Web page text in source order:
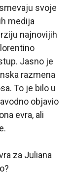
svoje
medija
najnovijih
Jasno je
razmena
To je bilo u
objavio
evra, ali
za Juliana